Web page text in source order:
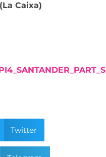
Caixa)
Twitter